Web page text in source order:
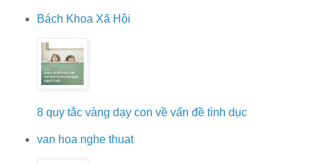
Bách Khoa Xã Hội
8 quy tắc vàng dạy con về vấn đề tình dục
van hoa nghe thuat